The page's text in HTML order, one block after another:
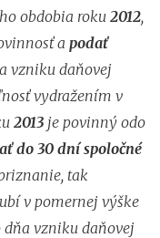
obdobia roku 2012,
a podať
vzniku daňovej
vydražením v
2013 je povinný odo
do 30 dní spoločné
tak
v pomernej výške
dňa vzniku daňovej